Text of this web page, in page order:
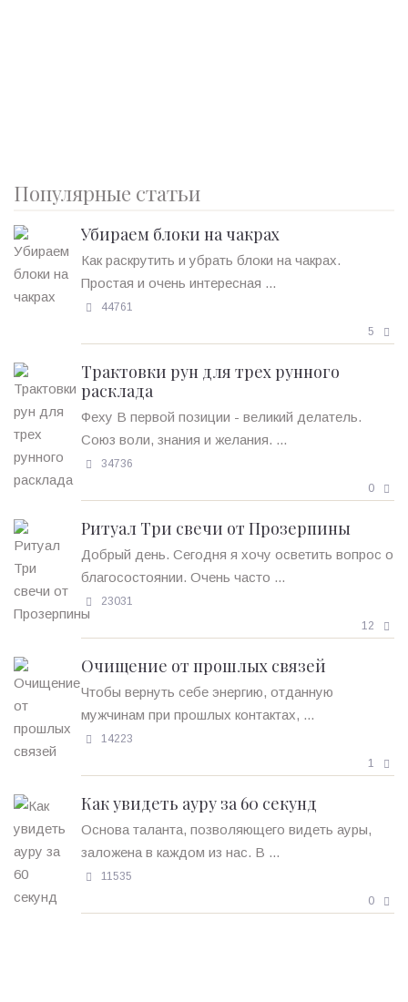
Популярные статьи
Убираем блоки на чакрах
Как раскрутить и убрать блоки на чакрах.
Простая и очень интересная ...
44761
5
Трактовки рун для трех рунного
расклада
Феху В первой позиции - великий делатель.
Союз воли, знания и желания. ...
34736
0
Ритуал Три свечи от Прозерпины
Добрый день. Сегодня я хочу осветить вопрос о
благосостоянии. Очень часто ...
23031
12
Очищение от прошлых связей
Чтобы вернуть себе энергию, отданную
мужчинам при прошлых контактах, ...
14223
1
Как увидеть ауру за 60 секунд
Основа таланта, позволяющего видеть ауры,
заложена в каждом из нас. В ...
11535
0